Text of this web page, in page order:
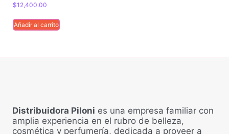
$12,400.00
Añadir al carrito
Distribuidora Piloni es una empresa familiar con
amplia experiencia en el rubro de belleza,
cosmética y perfumería, dedicada a proveer a